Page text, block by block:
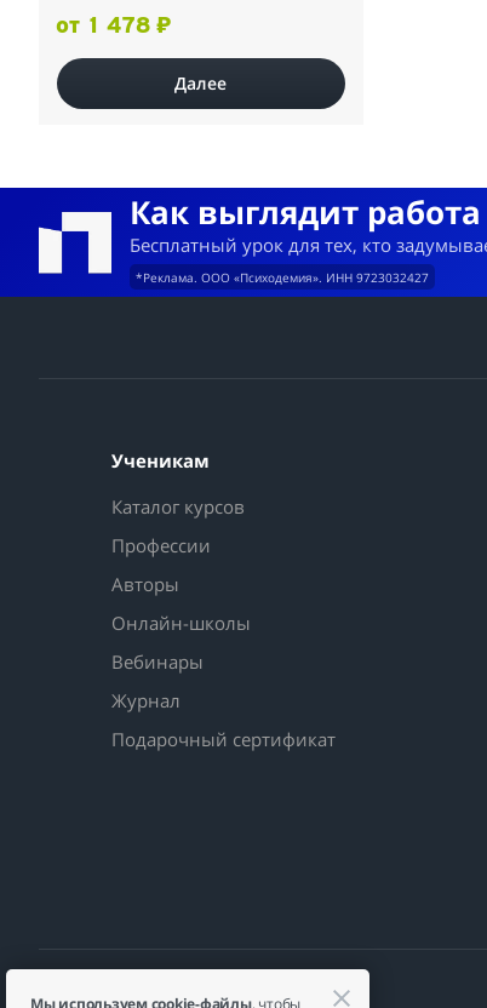
от 1 478 ₽
Далее
Как выглядит
Бесплатный урок для тех, кто
*Реклама. ООО «Психодемия». ИНН 9723032427
Ученикам
Каталог курсов
Профессии
Авторы
Онлайн-школы
Вебинары
Журнал
Подарочный сертификат
Мы используем cookie-файлы, чтобы